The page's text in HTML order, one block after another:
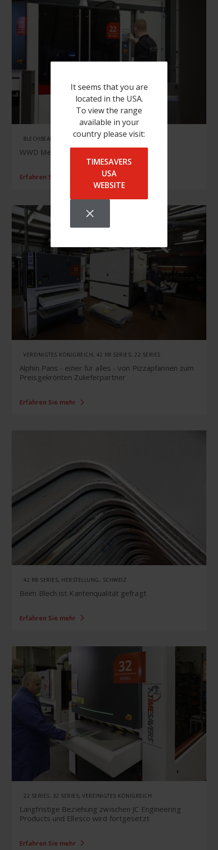
It seems that you are
located in the USA.
To view the range
available in your
country please visit:
TIMESAVERS
USA
WEBSITE
BLECHBEARBEITER, 22 RB SERIES, NIEDERLANDE
WWD Metaal investiert sich aus der Krise
Erfahren Sie mehr
VEREINIGTES KÖNIGREICH, 42 RB SERIES, 22 SERIES
Alphin Pans - einer für alles - von Pizzapfannen zum
Preisgekrönten Zulieferpartner
Erfahren Sie mehr
42 RB SERIES, HERSTELLUNG, SCHWEIZ
Beim Blech ist Kantenqualität gefragt
Erfahren Sie mehr
22 SERIES, 32 SERIES, VEREINIGTES KÖNIGREICH
Langfristige Beziehung zwischen JC Engineering
Products und Ellesco wird fortgesetzt
Erfahren Sie mehr